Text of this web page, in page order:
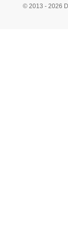
© 2013 - 2026